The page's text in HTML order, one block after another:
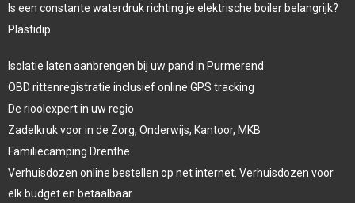
Is een constante waterdruk richting je elektrische boiler belangrijk?
Plastidip
Isolatie laten aanbrengen bij uw pand in Purmerend
OBD rittenregistratie inclusief online GPS tracking
De rioolexpert in uw regio
Zadelkruk voor in de Zorg, Onderwijs, Kantoor, MKB
Familiecamping Drenthe
Verhuisdozen online bestellen op net internet. Verhuisdozen voor
elk budget en betaalbaar.